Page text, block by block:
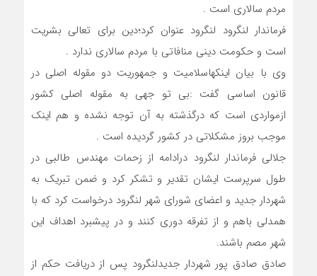
مردم سالاری است .
فرماندار لنگرود لنگرود عنوان کرد؛دین برای تعالی بشریت
است و حکومت دینی منافاتی با مردم سالاری ندارد .
وی با بیان اینکهاسلامیت و جمهوریت دو مقوله اصلی در
قانون اساسی گفت :بی تو جهی به مقوله اصلی کشور
ازمواردی است که درگذشته به آن توجه نشده و هم اینک
موجب بروز مشکلاتی در کشور گردیده است .
جلالی فرماندار لنگرود درادامه از زحمات مهندس طالبی در
طول سرپرست ایشان تقدیر و تشکرکرد و ضمن تبریک به
شهردار جدید و اعضای شورای شهر لنگرود درخواست کرد که با
همدلی باهم و از تفرقه دوری کنند و در پیشبرد اهداف این
شهر مصم باشند.
صادق صادق پور شهردار جدیدلنگرود پس از دریافت حکم از